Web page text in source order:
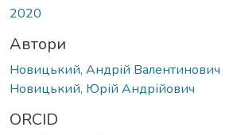
2020
Автори
Новицький, Андрій Валентинович
Новицький, Юрій Андрійович
ORCID